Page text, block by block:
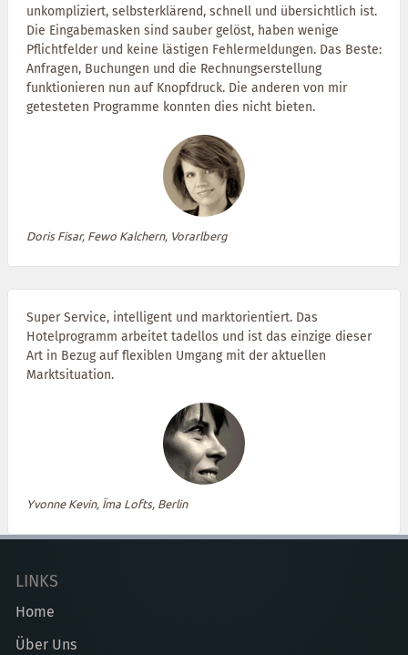
unkompliziert, selbsterklärend, schnell und übersichtlich ist.
Die Eingabemasken sind sauber gelöst, haben wenige
Pflichtfelder und keine lästigen Fehlermeldungen. Das Beste:
Anfragen, Buchungen und die Rechnungserstellung
funktionieren nun auf Knopfdruck. Die anderen von mir
getesteten Programme konnten dies nicht bieten.
Doris Fisar, Fewo Kalchern, Vorarlberg
Super Service, intelligent und marktorientiert. Das
Hotelprogramm arbeitet tadellos und ist das einzige dieser
Art in Bezug auf flexiblen Umgang mit der aktuellen
Marktsituation.
Yvonne Kevin, Ïma Lofts, Berlin
LINKS
Home
Über Uns